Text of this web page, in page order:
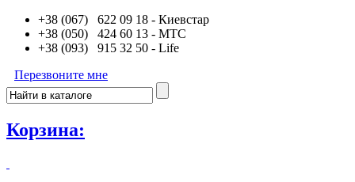
+38 (067) 622 09 18 - Киевстар
+38 (050) 424 60 13 - MTC
+38 (093) 915 32 50 - Life
Перезвоните мне
Корзина: